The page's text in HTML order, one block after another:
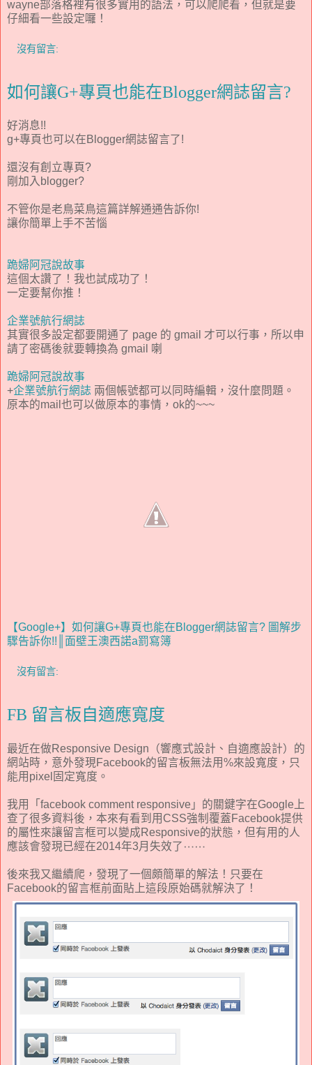
wayne部落格裡有很多實用的語法，可以爬爬看，但就是要
仔細看一些設定囉！
沒有留言:
如何讓G+專頁也能在Blogger網誌留言?
好消息!!
g+專頁也可以在Blogger網誌留言了!
還沒有創立專頁?
剛加入blogger?
不管你是老鳥菜鳥這篇詳解通通告訴你!
讓你簡單上手不苦惱
跪婦阿冠說故事
這個太讚了！我也試成功了！
一定要幫你推！
企業號航行網誌
其實很多設定都要開通了 page 的 gmail 才可以行事，所以申
請了密碼後就要轉換為 gmail 喇
跪婦阿冠說故事
+企業號航行網誌 兩個帳號都可以同時編輯，沒什麼問題。
原本的mail也可以做原本的事情，ok的~~~
【Google+】如何讓G+專頁也能在Blogger網誌留言? 圖解步
驟告訴你!!║面壁王澳西諾a罰寫簿
沒有留言:
FB 留言板自適應寬度
最近在做Responsive Design（響應式設計、自適應設計）的
網站時，意外發現Facebook的留言板無法用%來設寬度，只
能用pixel固定寬度。
我用「facebook comment responsive」的關鍵字在Google上
查了很多資料後，本來有看到用CSS強制覆蓋Facebook提供
的屬性來讓留言框可以變成Responsive的狀態，但有用的人
應該會發現已經在2014年3月失效了⋯⋯
後來我又繼續爬，發現了一個頗簡單的解法！只要在
Facebook的留言框前面貼上這段原始碼就解決了！